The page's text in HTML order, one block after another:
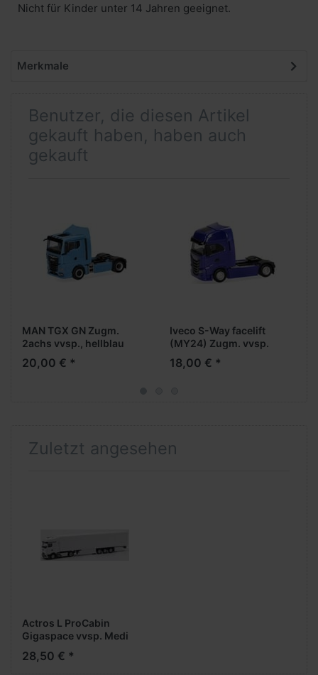
Nicht für Kinder unter 14 Jahren geeignet.
Merkmale
Benutzer, die diesen Artikel
gekauft haben, haben auch
gekauft
MAN TGX GN Zugm.
2achs vvsp., hellblau
20,00 € *
Iveco S-Way facelift
(MY24) Zugm. vvsp.
2achs, ultramarinblau
(Farbvariante)
18,00 € *
Zuletzt angesehen
Actros L ProCabin
Gigaspace vvsp. Medi
(weiß) -- Restposten,
28,50 € *